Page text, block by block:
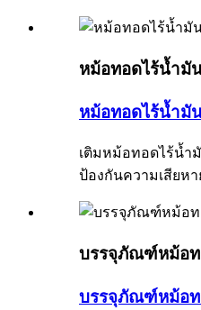
หม้อทอดไร้น้ำมั
หม้อทอดไร้น้ำมั
เติมหม้อทอดไร้น้ำ
ป้องกันความเสียหา
บรรจุภัณฑ์หม้อ
บรรจุภัณฑ์หม้อ